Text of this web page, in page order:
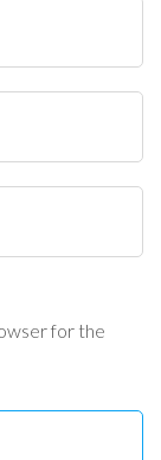
for the